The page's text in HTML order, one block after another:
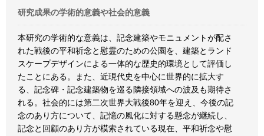
研究成果の学術的意義や社会的意義
本研究の学術的な意義は、記念建築やモニュメントが配さ
れた戦後の平和祈念と慰霊のための公園を、建築とランド
スケープデザインによる一体的な歴史的環境として評価し
たことにある。また、近現代史を中心に世界的に拡大す
る、記念碑・記念建築物を巡る隣接領域への波及も期待さ
れる。社会的には第二次世界大戦後80年を迎え、今後の記
念のあり方について、記憶の風化に対する懸念が継続し、
記念と回顧のあり方が模索されている現在、平和祈念や慰